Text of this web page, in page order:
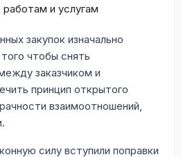
закупок изначально
чтобы снять
заказчиком и
принцип открытого
взаимоотношений,
силу вступили поправки